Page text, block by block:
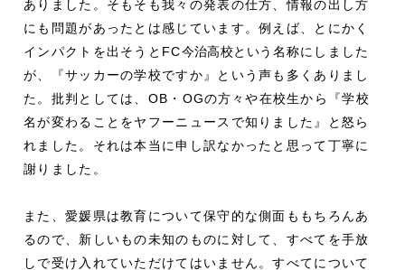
ありました。そもそも我々の発表の仕方、情報の出し方
にも問題があったとは感じています。例えば、とにかく
インパクトを出そうとFC今治高校という 名称にしました
が、『サッカーの学校ですか』という声も多くありまし
た。批判としては、OB・OGの方々や在校生から『学校
名が変わることをヤフーニュースで知りました』と怒ら
れました。それは本当に申し訳なかったと思って丁寧に
謝りました。
また、愛媛県は教育について保守的な側面ももちろんあ
るので、新しいもの未知のものに対して、すべてを手放
しで受け入れていただけてはいません。すべてについて